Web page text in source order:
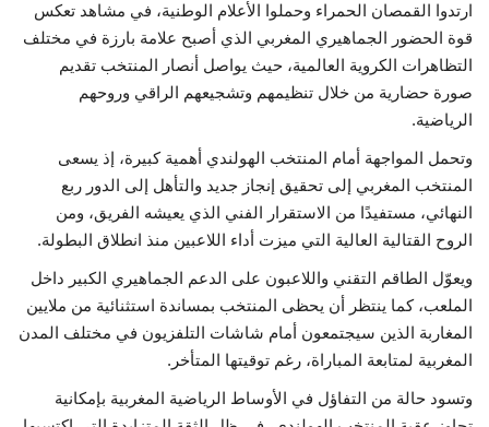
ارتدوا القمصان الحمراء وحملوا الأعلام الوطنية، في مشاهد تعكس
قوة الحضور الجماهيري المغربي الذي أصبح علامة بارزة في مختلف
التظاهرات الكروية العالمية، حيث يواصل أنصار المنتخب تقديم
صورة حضارية من خلال تنظيمهم وتشجيعهم الراقي وروحهم
الرياضية.
وتحمل المواجهة أمام المنتخب الهولندي أهمية كبيرة، إذ يسعى
المنتخب المغربي إلى تحقيق إنجاز جديد والتأهل إلى الدور ربع
النهائي، مستفيدًا من الاستقرار الفني الذي يعيشه الفريق، ومن
الروح القتالية العالية التي ميزت أداء اللاعبين منذ انطلاق البطولة.
ويعوّل الطاقم التقني واللاعبون على الدعم الجماهيري الكبير داخل
الملعب، كما ينتظر أن يحظى المنتخب بمساندة استثنائية من ملايين
المغاربة الذين سيجتمعون أمام شاشات التلفزيون في مختلف المدن
المغربية لمتابعة المباراة، رغم توقيتها المتأخر.
وتسود حالة من التفاؤل في الأوساط الرياضية المغربية بإمكانية